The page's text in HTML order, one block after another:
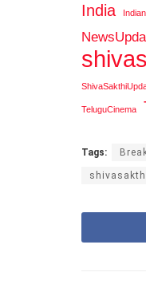
India
TeluguCinema
Tags: